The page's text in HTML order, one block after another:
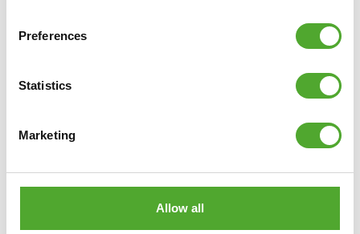
Preferences
Statistics
Marketing
Allow all